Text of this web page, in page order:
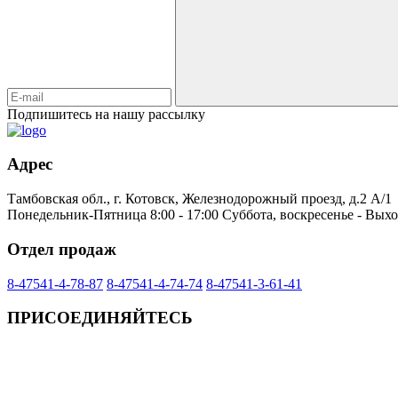
Подпишитесь на нашу рассылку
Адрес
Тамбовская обл., г. Котовск, Железнодорожный проезд, д.2 А/1
Понедельник-Пятница 8:00 - 17:00 Суббота, воскресенье -
Отдел продаж
8-47541-4-78-87 8-47541-4-74-74 8-47541-3-61-41
ПРИСОЕДИНЯЙТЕСЬ